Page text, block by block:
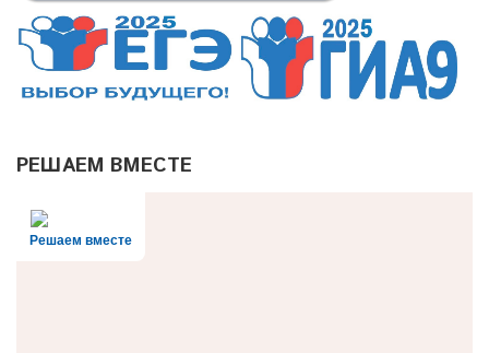
РЕШАЕМ ВМЕСТЕ
Решаем вместе